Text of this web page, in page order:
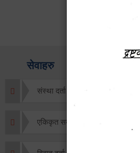
सेवाहरु
संस्था दर्ता सिफारिस
एकिकृत सम्पत्ति कर/घर जग्गा कर